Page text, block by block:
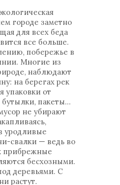
городе заметно
для всех беда
все больше.
побережье в
Многие из
наблюдают
на берегах рек
упаковки от
пакеты…
не убирают
уродливые
свалки — ведь во
прибрежные
бесхозными.
деревьями. С
растут.